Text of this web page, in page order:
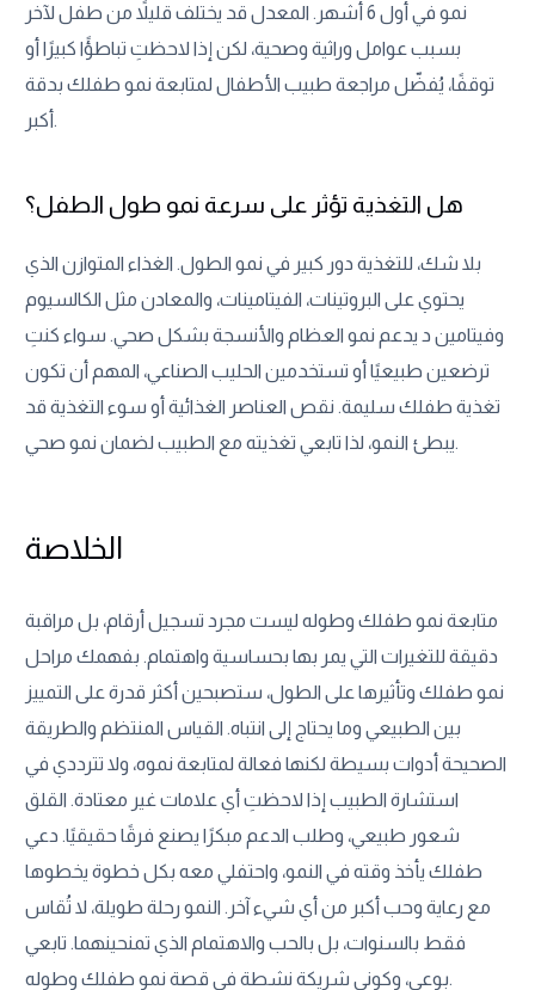
نمو في أول 6 أشهر. المعدل قد يختلف قليلاً من طفل لآخر
بسبب عوامل وراثية وصحية، لكن إذا لاحظتِ تباطؤًا كبيرًا أو
توقفًا، يُفضّل مراجعة طبيب الأطفال لمتابعة نمو طفلك بدقة
أكبر.
هل التغذية تؤثر على سرعة نمو طول الطفل؟
بلا شك، للتغذية دور كبير في نمو الطول. الغذاء المتوازن الذي
يحتوي على البروتينات، الفيتامينات، والمعادن مثل الكالسيوم
وفيتامين د يدعم نمو العظام والأنسجة بشكل صحي. سواء كنتِ
ترضعين طبيعيًا أو تستخدمين الحليب الصناعي، المهم أن تكون
تغذية طفلك سليمة. نقص العناصر الغذائية أو سوء التغذية قد
يبطئ النمو، لذا تابعي تغذيته مع الطبيب لضمان نمو صحي.
الخلاصة
متابعة نمو طفلك وطوله ليست مجرد تسجيل أرقام، بل مراقبة
دقيقة للتغيرات التي يمر بها بحساسية واهتمام. بفهمك مراحل
نمو طفلك وتأثيرها على الطول، ستصبحين أكثر قدرة على التمييز
بين الطبيعي وما يحتاج إلى انتباه. القياس المنتظم والطريقة
الصحيحة أدوات بسيطة لكنها فعالة لمتابعة نموه، ولا تترددي في
استشارة الطبيب إذا لاحظتِ أي علامات غير معتادة. القلق
شعور طبيعي، وطلب الدعم مبكرًا يصنع فرقًا حقيقيًا. دعي
طفلك يأخذ وقته في النمو، واحتفلي معه بكل خطوة يخطوها
مع رعاية وحب أكبر من أي شيء آخر. النمو رحلة طويلة، لا تُقاس
فقط بالسنوات، بل بالحب والاهتمام الذي تمنحينهما. تابعي
بوعي، وكوني شريكة نشطة في قصة نمو طفلك وطوله.